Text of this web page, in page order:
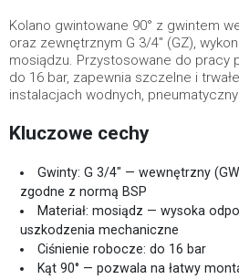
Kolano gwintowane 90° z gwintem
oraz zewnętrznym G 3/4" (GZ),
mosiądzu. Przystosowane do pracy
do 16 bar, zapewnia szczelne i
instalacjach wodnych,
Kluczowe cechy
Gwinty: G 3/4" — wewnętrzny
zgodne z normą BSP
Materiał: mosiądz — wysoka
uszkodzenia mechaniczne
Ciśnienie robocze: do 16 bar
Kąt 90° — pozwala na łatwy